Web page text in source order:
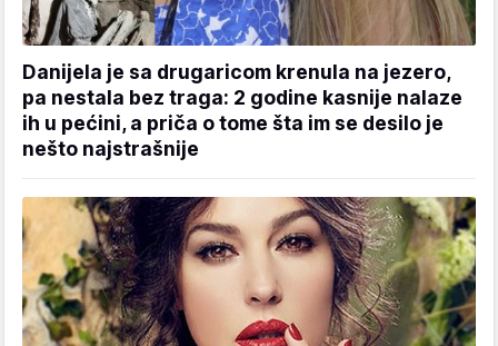
Danijela je sa drugaricom krenula na jezero,
pa nestala bez traga: 2 godine kasnije nalaze
ih u pećini, a priča o tome šta im se desilo je
nešto najstrašnije